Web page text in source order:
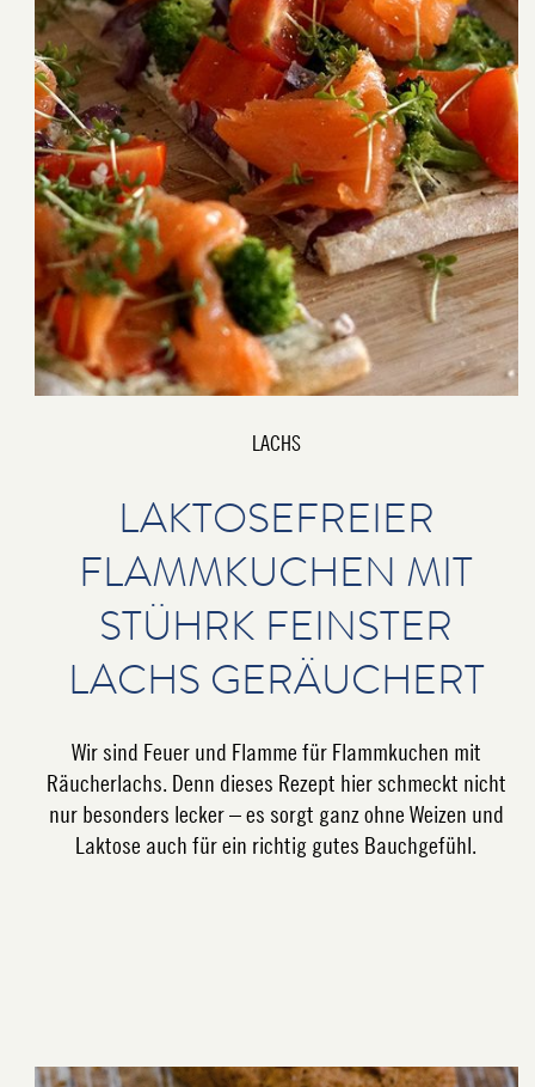
LACHS
LAKTOSEFREIER
FLAMMKUCHEN MIT
STÜHRK FEINSTER
LACHS GERÄUCHERT
Wir sind Feuer und Flamme für Flammkuchen mit
Räucherlachs. Denn dieses Rezept hier schmeckt nicht
nur besonders lecker – es sorgt ganz ohne Weizen und
Laktose auch für ein richtig gutes Bauchgefühl.